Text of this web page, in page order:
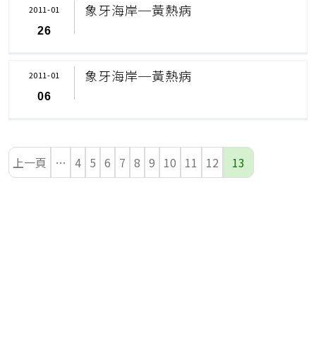
象牙海岸─黃熱病
2011-01
26
象牙海岸─黃熱病
2011-01
06
上一頁 … 4 5 6 7 8 9 10 11 12 13